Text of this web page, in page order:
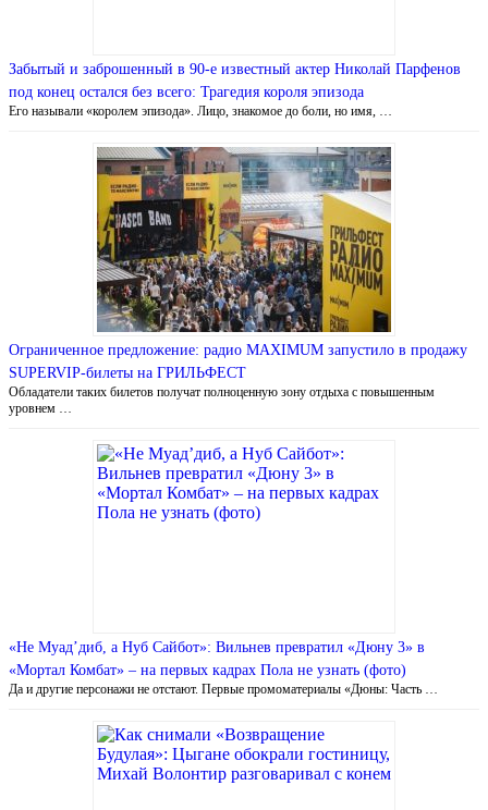
Забытый и заброшенный в 90-е известный актер Николай Парфенов
под конец остался без всего: Трагедия короля эпизода
Его называли «королем эпизода». Лицо, знакомое до боли, но имя, …
Ограниченное предложение: радио MAXIMUM запустило в продажу
SUPERVIP-билеты на ГРИЛЬФЕСТ
Обладатели таких билетов получат полноценную зону отдыха с повышенным
уровнем …
«Не Муад’диб, а Нуб Сайбот»: Вильнев превратил «Дюну 3» в
«Мортал Комбат» – на первых кадрах Пола не узнать (фото)
Да и другие персонажи не отстают. Первые промоматериалы «Дюны: Часть …